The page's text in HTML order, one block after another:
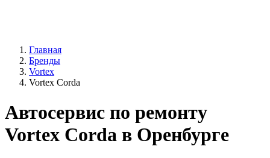
Главная
Бренды
Vortex
Vortex Corda
Автосервис по ремонту
Vortex Corda в Оренбурге